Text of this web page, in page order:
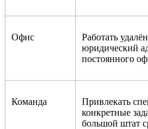
Офис
Работать
юридический
постоянного
Команда
Привлекать
конкретные
большой штат